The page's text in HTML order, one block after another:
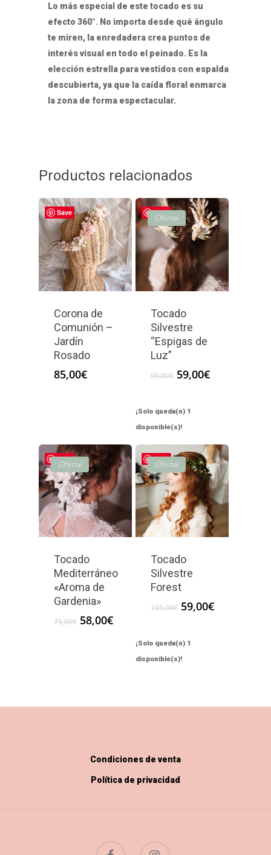
Lo más especial de este tocado es su
efecto 360°. No importa desde qué ángulo
te miren, la enredadera crea puntos de
interés visual en todo el peinado. Es la
elección estrella para vestidos con espalda
descubierta, ya que la caída floral enmarca
la zona de forma espectacular.
Productos relacionados
Save
Corona de
Comunión –
Jardín
Rosado
85,00€
Save
¡Oferta!
Tocado
Silvestre
“Espigas de
Luz”
99,00€ El
era:
99,00€.
59,00€El
¡Solo queda(n) 1
disponible(s)!
Save
¡Oferta!
Tocado
Mediterráneo
«Aroma de
Gardenia»
75,00€ El
58,00€El
actual
Save
¡Oferta!
Tocado
Silvestre
Forest
105,00€ El
era:
105,00€.
59,00€El
¡Solo queda(n) 1
disponible(s)!
Condiciones de venta
Política de privacidad